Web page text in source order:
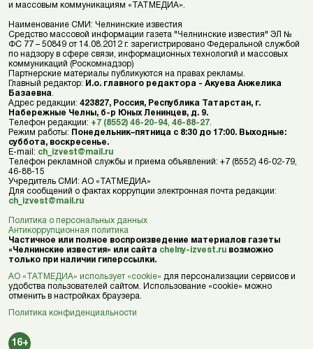
и массовым коммуникациям «ТАТМЕДИА».
Наименование СМИ: Челнинские известия
Средство массовой информации газета "Челнинские известия" ЭЛ №
ФС 77 – 50849 от 14.08.2012 г. зарегистрировано Федеральной службой
по надзору в сфере связи, информационных технологий и массовых
коммуникаций (Роскомнадзор)
Партнерские материалы публикуются на правах рекламы.
Главный редактор: И.о. главного редактора - Акуева Анжелика
Базаевна
Адрес редакции: 423827, Россия, Республика Татарстан, г.
Набережные Челны, б-р Юных Ленинцев, д. 9.
Телефон редакции: +7 (8552) 46-20-94 46-88-27
Режим работы: Понедельник–пятница с 8:30 до 17:00. Выходные:
суббота, воскресенье.
E-mail: ch_izvest@mail.ru
Телефон рекламной службы и приема объявлений: +7 (8552) 46-02-79,
46-88-15
Учредитель СМИ: АО «ТАТМЕДИА»
Для сообщений о фактах коррупции электронная почта редакции:
ch_izvest@mail.ru
Политика о персональных данных
Антикоррупционная политика
Частичное или полное воспроизведение материалов газеты
«Челнинские известия» или сайта chelny-izvest.ru возможно
только при наличии гиперссылки.
АО «ТАТМЕДИА» использует «cookie» для персонализации сервисов и
удобства пользователей сайтом. Использование «cookie» можно
отменить в настройках браузера.
Политика конфиденциальности
16+